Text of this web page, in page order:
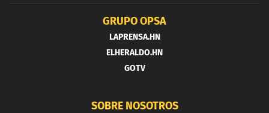
GRUPO OPSA
LAPRENSA.HN
ELHERALDO.HN
GOTV
SOBRE NOSOTROS